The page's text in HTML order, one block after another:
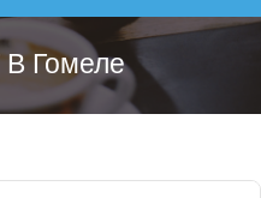
Гомеле